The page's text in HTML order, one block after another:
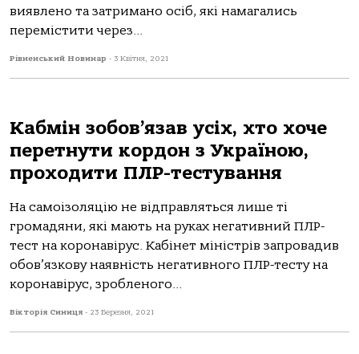
виявлено та затримано осіб, які намагались
перемістити через...
Рівненський Новинар - 3 Квітня, 2021
Кабмін зобов’язав усіх, хто хоче
перетнути кордон з Україною,
проходити ПЛР-тестування
На самоізоляцію не відправляться лише ті
громадяни, які мають на руках негативний ПЛР-
тест на коронавірус. Кабінет міністрів запровадив
обов’язкову наявність негативного ПЛР-тесту на
коронавірус, зробленого...
Вікторія Синиця - 23 Березня, 2021